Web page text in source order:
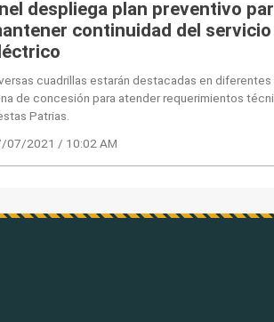
despliega plan preventivo
continuidad del servicio
cuadrillas estarán destacadas en diferentes
de concesión para atender requerimientos
Patrias.
07/2021 / 10:02 AM